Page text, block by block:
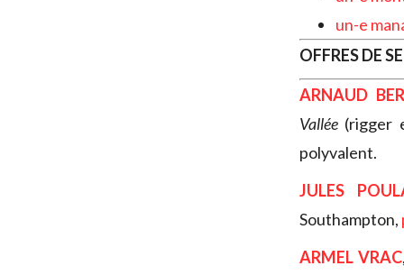
un-e
OFFRES DE
ARNAUD
Vallée (rigger
polyvalent.
JULES
Southampton,
ARMEL VRAC